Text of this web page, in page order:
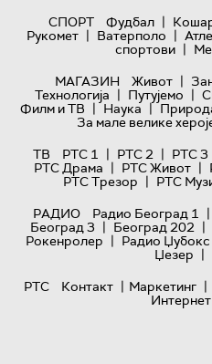
СПОРТ
Фудбал |
Рукомет | Ватерполо |
спортови |
МАГАЗИН
Живот |
Технологијa | Путујемо |
Филм и ТВ | Наука |
За мале велике
ТВ
РТС 1 | РТС 2 | РТС 3
РТС Драма | РТС Живот |
РТС Трезор | РТС
РАДИО
Радио Београд 1 |
Београд 3 | Београд 202 |
Рокенролер | Радио Џубокс
Џезер |
РТС
Контакт | Маркетинг |